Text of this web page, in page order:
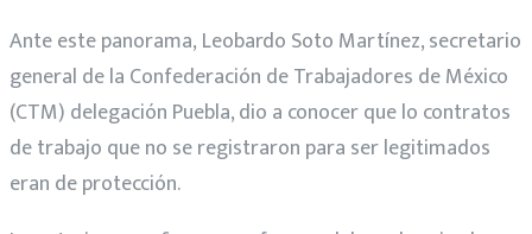
Ante este panorama, Leobardo Soto Martínez, secretario
general de la Confederación de Trabajadores de México
(CTM) delegación Puebla, dio a conocer que lo contratos
de trabajo que no se registraron para ser legitimados
eran de protección.